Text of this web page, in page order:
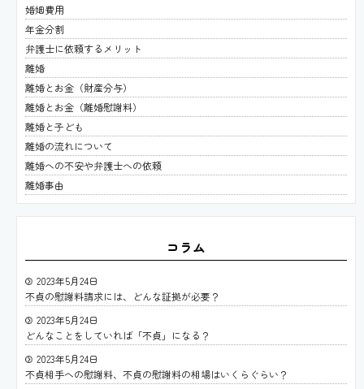
婚姻費用
年金分割
弁護士に依頼するメリット
離婚
離婚とお金（財産分与）
離婚とお金（離婚慰謝料）
離婚と子ども
離婚の流れについて
離婚への不安や弁護士への依頼
離婚事由
コラム
2023年5月24日
不貞の慰謝料請求には、どんな証拠が必要？
2023年5月24日
どんなことをしていれば「不貞」になる？
2023年5月24日
不貞相手への慰謝料、不貞の慰謝料の相場はいくらぐらい？